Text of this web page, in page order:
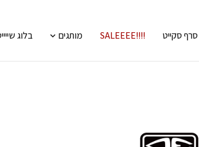
סרף סקייט !!!!SALEEEE מותגים בלוג